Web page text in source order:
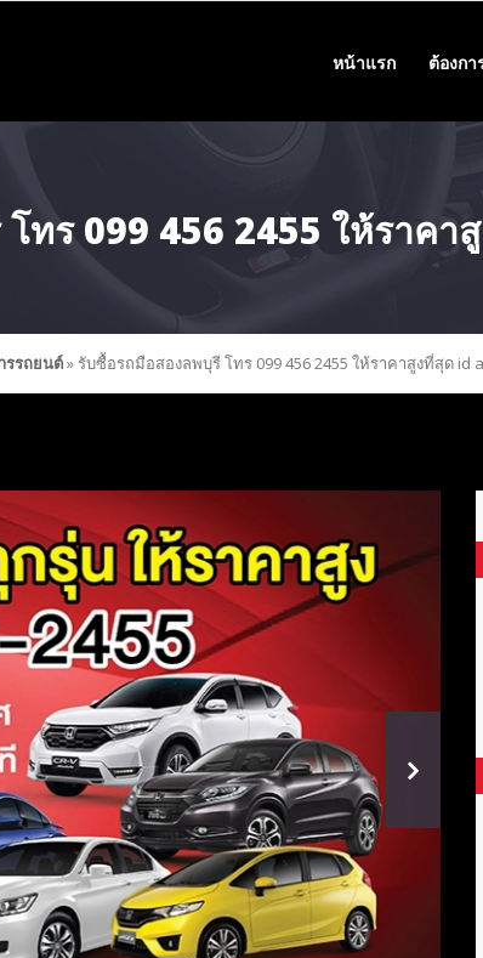
หน้าแรก ต้องก
ทร 099 456 2455 ให้ราค
รรถยนต์» รับซื้อรถมือสองลพบุรี โทร 099 456 2455 ให้ราคาสูงที่สุด id